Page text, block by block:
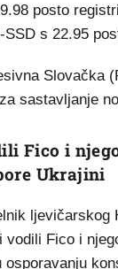
posto
s 22.95
Slovačka
sastavljanje
Fico i
Ukrajini
ljevičarskog
vodili Fico i
osporavanju